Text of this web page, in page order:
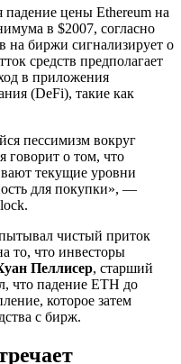
падение цены Ethereum на
в $2007, согласно
на биржи сигнализирует о
средств предполагает
в приложения
(DeFi), такие как
пессимизм вокруг
говорит о том, что
текущие уровни
для покупки», —
чистый приток
то, что инвесторы
Пеллисер, старший
что падение ETH до
которое затем
с бирж.